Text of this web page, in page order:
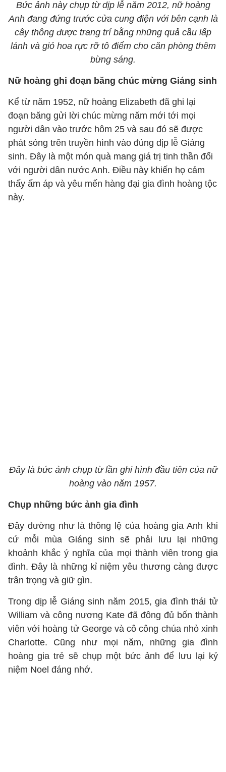
Bức ảnh này chụp từ dịp lễ năm 2012, nữ hoàng
Anh đang đứng trước cửa cung điện với bên cạnh là
cây thông được trang trí bằng những quả cầu lấp
lánh và giỏ hoa rực rỡ tô điểm cho căn phòng thêm
bừng sáng.
Nữ hoàng ghi đoạn băng chúc mừng Giáng sinh
Kể từ năm 1952, nữ hoàng Elizabeth đã ghi lại
đoạn băng gửi lời chúc mừng năm mới tới mọi
người dân vào trước hôm 25 và sau đó sẽ được
phát sóng trên truyền hình vào đúng dịp lễ Giáng
sinh. Đây là một món quà mang giá trị tinh thần đối
với người dân nước Anh. Điều này khiến họ cảm
thấy ấm áp và yêu mến hàng đại gia đình hoàng tộc
này.
Đây là bức ảnh chụp từ lần ghi hình đầu tiên của nữ
hoàng vào năm 1957.
Chụp những bức ảnh gia đình
Đây dường như là thông lệ của hoàng gia Anh khi
cứ mỗi mùa Giáng sinh sẽ phải lưu lại những
khoảnh khắc ý nghĩa của mọi thành viên trong gia
đình. Đây là những kỉ niệm yêu thương càng được
trân trọng và giữ gìn.
Trong dịp lễ Giáng sinh năm 2015, gia đình thái tử
William và công nương Kate đã đông đủ bốn thành
viên với hoàng tử George và cô công chúa nhỏ xinh
Charlotte. Cũng như mọi năm, những gia đình
hoàng gia trẻ sẽ chụp một bức ảnh để lưu lại kỷ
niệm Noel đáng nhớ.